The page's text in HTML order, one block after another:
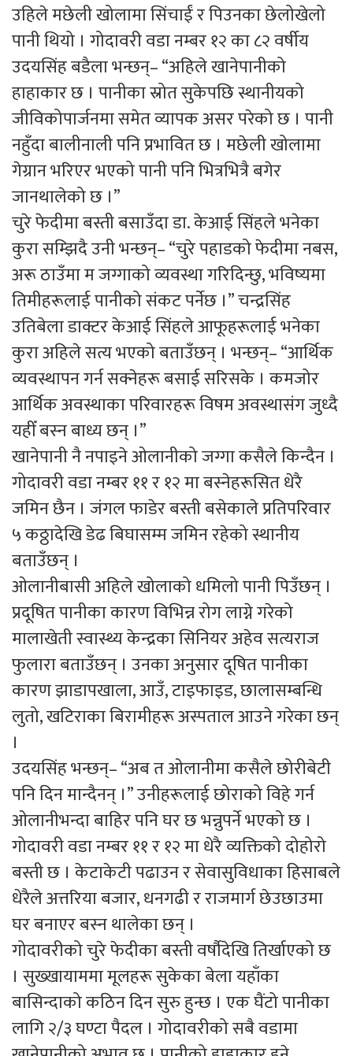
उहिले मछेली खोलामा सिंचाईं र पिउनका छेलोखेलो
पानी थियो । गोदावरी वडा नम्बर १२ का ८२ वर्षीय
उदयसिंह बडैला भन्छन्– “अहिले खानेपानीको
हाहाकार छ । पानीका स्रोत सुकेपछि स्थानीयको
जीविकोपार्जनमा समेत व्यापक असर परेको छ । पानी
नहुँदा बालीनाली पनि प्रभावित छ । मछेली खोलामा
गेग्रान भरिएर भएको पानी पनि भित्रभित्रै बगेर
जानथालेको छ ।”
चुरे फेदीमा बस्ती बसाउँदा डा. केआई सिंहले भनेका
कुरा सम्झिदै उनी भन्छन्– “चुरे पहाडको फेदीमा नबस,
अरू ठाउँमा म जग्गाको व्यवस्था गरिदिन्छु, भविष्यमा
तिमीहरूलाई पानीको संकट पर्नेछ ।” चन्द्रसिंह
उतिबेला डाक्टर केआई सिंहले आफूहरूलाई भनेका
कुरा अहिले सत्य भएको बताउँछन् । भन्छन्– “आर्थिक
व्यवस्थापन गर्न सक्नेहरू बसाई सरिसके । कमजोर
आर्थिक अवस्थाका परिवारहरू विषम अवस्थासंग जुध्दै
यहीँ बस्न बाध्य छन् ।”
खानेपानी नै नपाइने ओलानीको जग्गा कसैले किन्दैन ।
गोदावरी वडा नम्बर ११ र १२ मा बस्नेहरूसित धेरै
जमिन छैन । जंगल फाडेर बस्ती बसेकाले प्रतिपरिवार
५ कठ्ठादेखि डेढ बिघासम्म जमिन रहेको स्थानीय
बताउँछन् ।
ओलानीबासी अहिले खोलाको धमिलो पानी पिउँछन् ।
प्रदूषित पानीका कारण विभिन्न रोग लाग्ने गरेको
मालाखेती स्वास्थ्य केन्द्रका सिनियर अहेव सत्यराज
फुलारा बताउँछन् । उनका अनुसार दूषित पानीका
कारण झाडापखाला, आउँ, टाइफाइड, छालासम्बन्धि
लुतो, खटिराका बिरामीहरू अस्पताल आउने गरेका छन्
।
उदयसिंह भन्छन्– “अब त ओलानीमा कसैले छोरीबेटी
पनि दिन मान्दैनन् ।” उनीहरूलाई छोराको विहे गर्न
ओलानीभन्दा बाहिर पनि घर छ भन्नुपर्ने भएको छ ।
गोदावरी वडा नम्बर ११ र १२ मा धेरै व्यक्तिको दोहोरो
बस्ती छ । केटाकेटी पढाउन र सेवासुविधाका हिसाबले
धेरैले अत्तरिया बजार, धनगढी र राजमार्ग छेउछाउमा
घर बनाएर बस्न थालेका छन् ।
गोदावरीको चुरे फेदीका बस्ती वर्षौदेखि तिर्खाएको छ
। सुख्खायाममा मूलहरू सुकेका बेला यहाँका
बासिन्दाको कठिन दिन सुरु हुन्छ । एक घैंटो पानीका
लागि २/३ घण्टा पैदल । गोदावरीको सबै वडामा